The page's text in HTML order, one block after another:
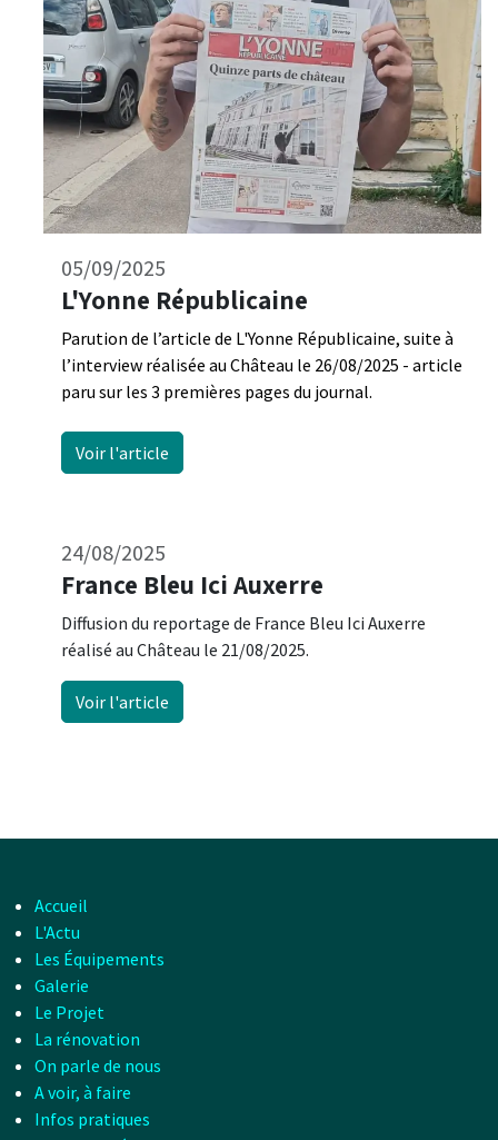
05/09/2025
L'Yonne Républicaine
Parution de l’article de L'Yonne Républicaine, suite à
l’interview réalisée au Château le 26/08/2025 - article
paru sur les 3 premières pages du journal.
Voir l'article
24/08/2025
France Bleu Ici Auxerre
Diffusion du reportage de France Bleu Ici Auxerre
réalisé au Château le 21/08/2025.
Voir l'article
Accueil
L'Actu
Les Équipements
Galerie
Le Projet
La rénovation
On parle de nous
A voir, à faire
Infos pratiques